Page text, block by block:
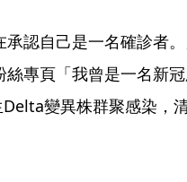
承認自己是一名確診者
專頁「我曾是一名新冠
變異株群聚感染，